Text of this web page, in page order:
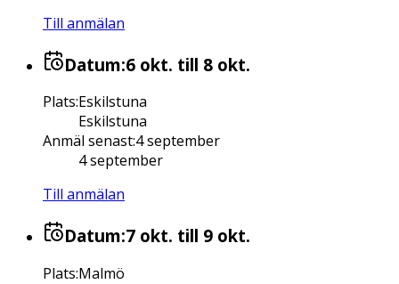
Till anmälan
Datum:6 okt. till 8 okt.
Plats:Eskilstuna
Eskilstuna
Anmäl senast:4 september
4 september
Till anmälan
Datum:7 okt. till 9 okt.
Plats:Malmö